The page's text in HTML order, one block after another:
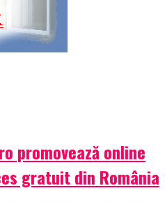
promovează online
gratuit din România